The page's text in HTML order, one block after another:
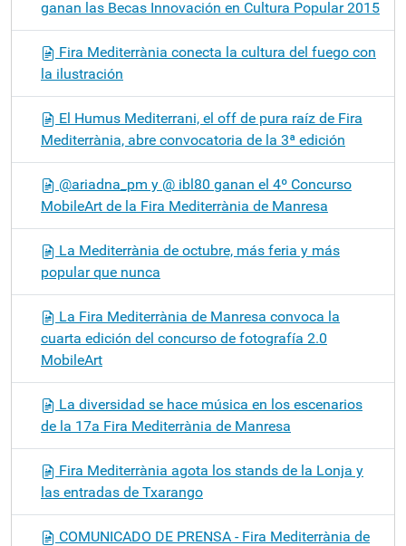
ganan las Becas Innovación en Cultura Popular 2015
Fira Mediterrània conecta la cultura del fuego con
la ilustración
El Humus Mediterrani, el off de pura raíz de Fira
Mediterrània, abre convocatoria de la 3ª edición
@ariadna_pm y @ ibl80 ganan el 4º Concurso
MobileArt de la Fira Mediterrània de Manresa
La Mediterrània de octubre, más feria y más
popular que nunca
La Fira Mediterrània de Manresa convoca la
cuarta edición del concurso de fotografía 2.0
MobileArt
La diversidad se hace música en los escenarios
de la 17a Fira Mediterrània de Manresa
Fira Mediterrània agota los stands de la Lonja y
las entradas de Txarango
COMUNICADO DE PRENSA - Fira Mediterrània de